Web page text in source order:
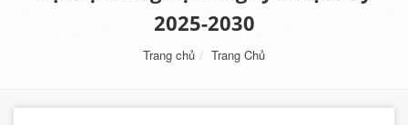
2025-2030
Trang chủ Trang Chủ